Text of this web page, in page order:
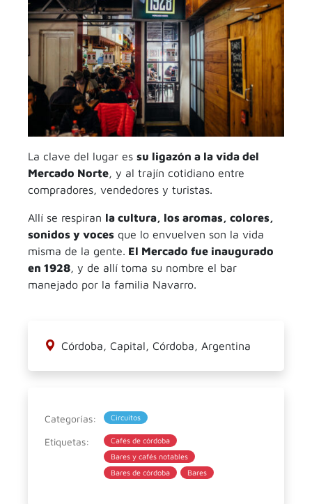
La clave del lugar es su ligazón a la vida del
Mercado Norte, y al trajín cotidiano entre
compradores, vendedores y turistas.
Allí se respiran la cultura, los aromas, colores,
sonidos y voces que lo envuelven son la vida
misma de la gente. El Mercado fue inaugurado
en 1928, y de allí toma su nombre el bar
manejado por la familia Navarro.
Córdoba, Capital, Córdoba, Argentina
Categorías: Circuitos
Etiquetas:
Cafés de córdoba
Bares y cafés notables
Bares de córdoba
Bares